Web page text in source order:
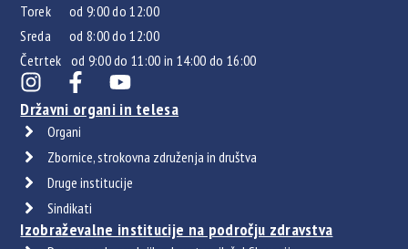
Torek od 9:00 do 12:00
Sreda od 8:00 do 12:00
Četrtek od 9:00 do 11:00 in 14:00 do 16:00
Državni organi in telesa
Organi
Zbornice, strokovna združenja in društva
Druge institucije
Sindikati
Izobraževalne institucije na področju zdravstva